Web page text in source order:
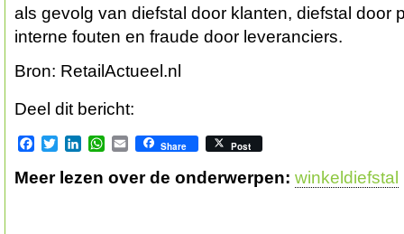
als gevolg van diefstal door klanten, diefstal door
interne fouten en fraude door leveranciers.
Bron: RetailActueel.nl
Deel dit bericht:
Facebook
TwitterLinkedInWhatsApp
EmailShare Post
Meer lezen over de onderwerpen: winkeldiefstal